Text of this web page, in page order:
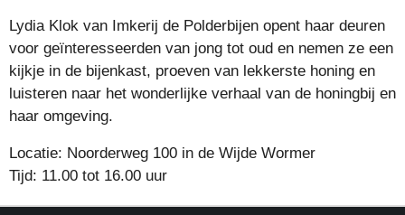
Lydia Klok van Imkerij de Polderbijen opent haar deuren
voor geïnteresseerden van jong tot oud en nemen ze een
kijkje in de bijenkast, proeven van lekkerste honing en
luisteren naar het wonderlijke verhaal van de honingbij en
haar omgeving.
Locatie: Noorderweg 100 in de Wijde Wormer
Tijd: 11.00 tot 16.00 uur